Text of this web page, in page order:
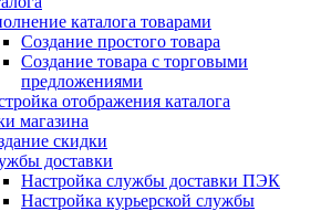
каталога товарами
Создание простого товара
Создание товара с торговыми
предложениями
отображения каталога
магазина
скидки
доставки
Настройка службы доставки ПЭК
Настройка курьерской службы